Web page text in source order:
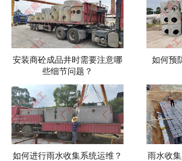
安装商砼成品井时需要注意哪
些细节问题？
如何预
如何进行雨水收集系统运维？
雨水收